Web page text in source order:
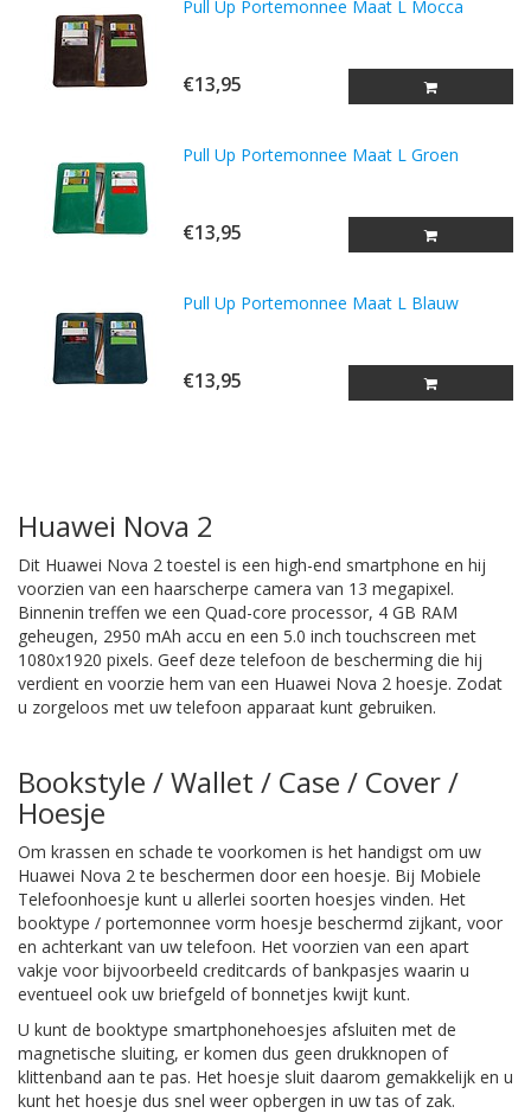
Pull Up Portemonnee Maat L Mocca
€13,95
Pull Up Portemonnee Maat L Groen
€13,95
Pull Up Portemonnee Maat L Blauw
€13,95
Huawei Nova 2
Dit Huawei Nova 2 toestel is een high-end smartphone en hij
voorzien van een haarscherpe camera van 13 megapixel.
Binnenin treffen we een Quad-core processor, 4 GB RAM
geheugen, 2950 mAh accu en een 5.0 inch touchscreen met
1080x1920 pixels. Geef deze telefoon de bescherming die hij
verdient en voorzie hem van een Huawei Nova 2 hoesje. Zodat
u zorgeloos met uw telefoon apparaat kunt gebruiken.
Bookstyle / Wallet / Case / Cover /
Hoesje
Om krassen en schade te voorkomen is het handigst om uw
Huawei Nova 2te beschermen door een hoesje. Bij Mobiele
Telefoonhoesje kunt u allerlei soorten hoesjes vinden. Het
booktype / portemonnee vorm hoesje beschermd zijkant, voor
en achterkant van uw telefoon. Het voorzien van een apart
vakje voor bijvoorbeeld creditcards of bankpasjes waarin u
eventueel ook uw briefgeld of bonnetjes kwijt kunt.
U kunt de booktype smartphonehoesjes afsluiten met de
magnetische sluiting, er komen dus geen drukknopen of
klittenband aan te pas. Het hoesje sluit daarom gemakkelijk en u
kunt het hoesje dus snel weer opbergen in uw tas of zak.